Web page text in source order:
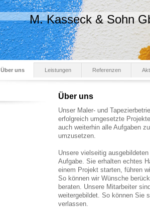
M. Kasseck & Sohn
Über uns Leistungen Referenzen
Über uns
Unser Maler- und
erfolgreich umgesetzte
auch weiterhin alle Aufgaben
umzusetzen.
Unsere vielseitig
Aufgabe. Sie erhalten echtes
einem Projekt starten, führen
So können wir Wünsche
beraten. Unsere Mitarbeiter
weitergebildet. So können Sie
verlassen.